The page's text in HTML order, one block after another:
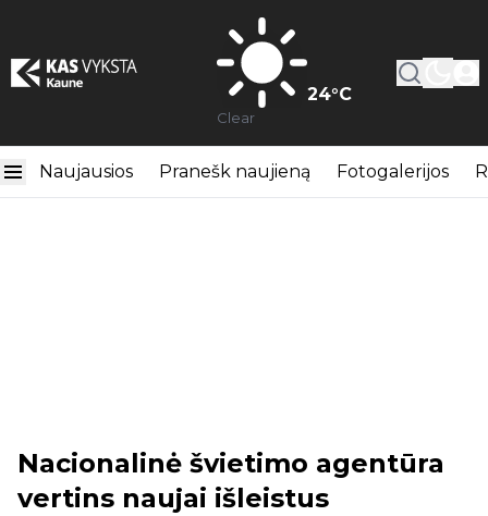
24°C
Clear
Naujausios Pranešk naujieną Fotogalerijos
Nacionalinė švietimo agentūra
vertins naujai išleistus